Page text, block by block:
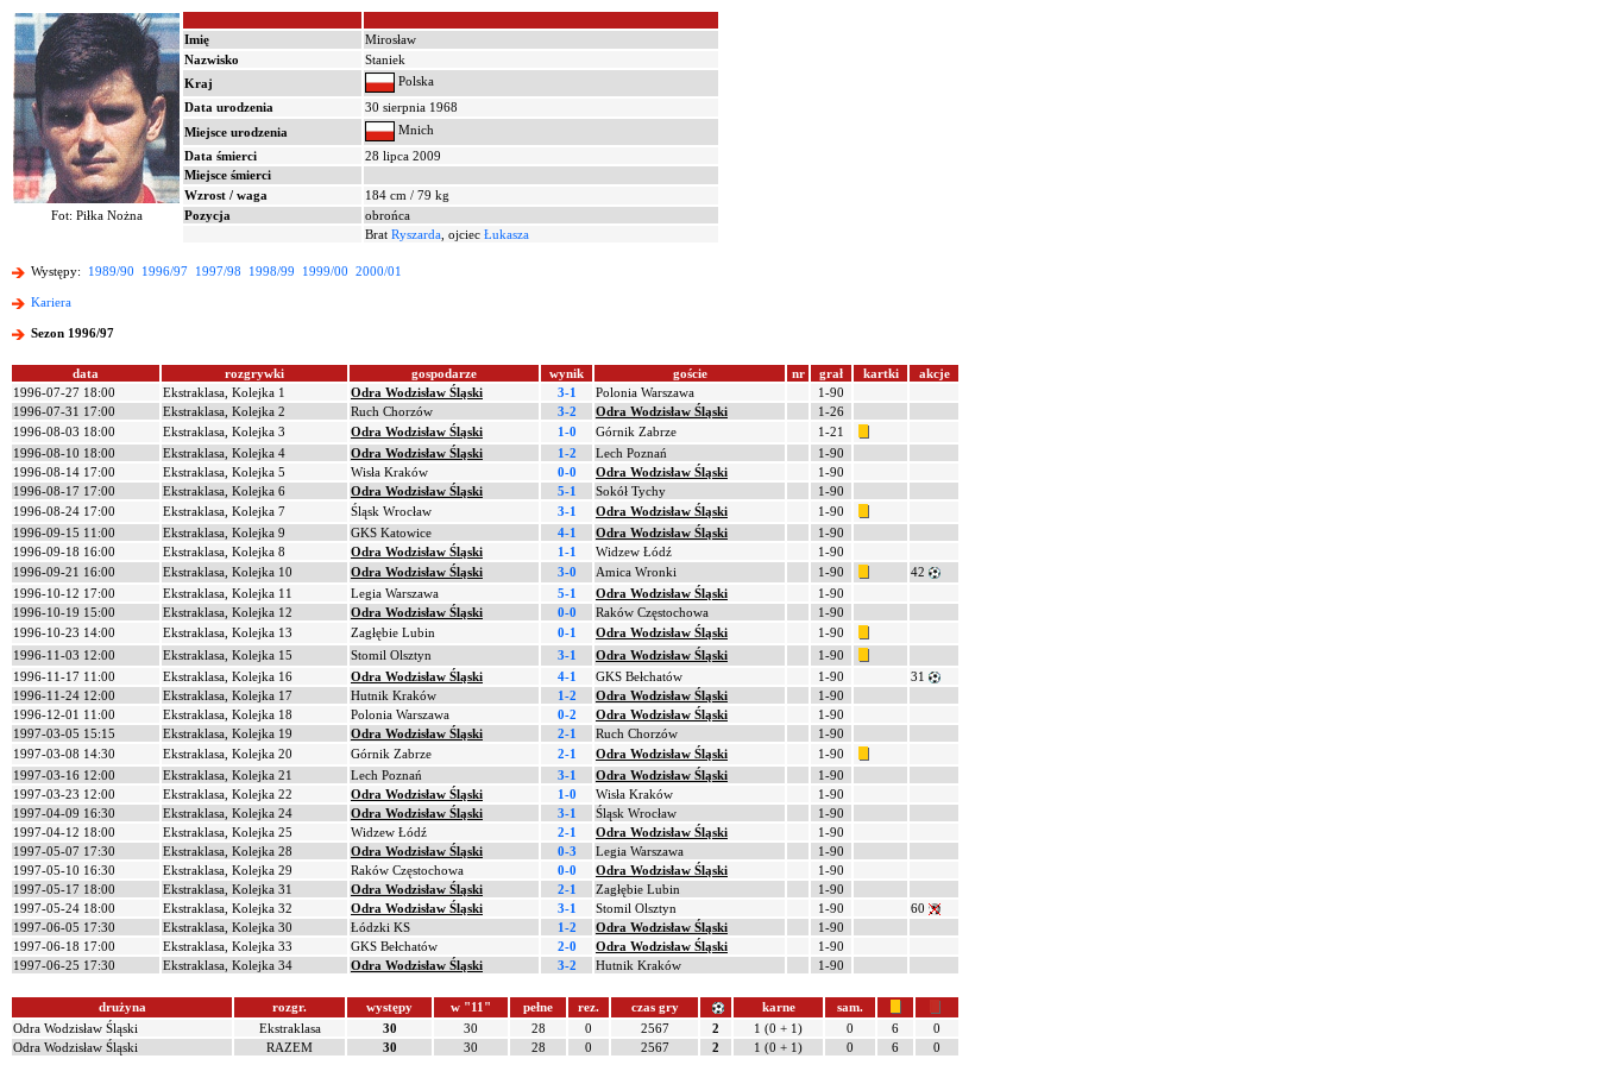
Imię
Mirosław
Nazwisko
Staniek
Kraj
Polska
Data urodzenia
30 sierpnia 1968
Miejsce urodzenia
Mnich
Data śmierci
28 lipca 2009
Miejsce śmierci
Wzrost / waga
184 cm / 79 kg
Fot: Piłka Nożna
Pozycja
obrońca
Brat Ryszarda , ojciec Łukasza
Występy: 1989/90 1996/97 1997/98 1998/99 1999/00 2000/01
Kariera
Sezon 1996/97
data rozgrywki gospodarze wynik goście nr grał kartki
akcje
1996-07-27 18:00
Ekstraklasa, Kolejka 1 Odra Wodzisław Śląski 3-1 Polonia Warszawa
1-90
1996-07-31 17:00
Ekstraklasa, Kolejka 2 Ruch Chorzów 3-2 Odra Wodzisław Śląski
1-26
1996-08-03 18:00
Ekstraklasa, Kolejka 3 Odra Wodzisław Śląski 1-0 Górnik Zabrze
1-21
1996-08-10 18:00
Ekstraklasa, Kolejka 4 Odra Wodzisław Śląski 1-2 Lech Poznań
1-90
1996-08-14 17:00
Ekstraklasa, Kolejka 5 Wisła Kraków 0-0 Odra Wodzisław Śląski
1-90
1996-08-17 17:00
Ekstraklasa, Kolejka 6 Odra Wodzisław Śląski 5-1 Sokół Tychy
1-90
1996-08-24 17:00
Ekstraklasa, Kolejka 7 Śląsk Wrocław 3-1 Odra Wodzisław Śląski
1-90
1996-09-15 11:00
Ekstraklasa, Kolejka 9 GKS Katowice 4-1 Odra Wodzisław Śląski
1-90
1996-09-18 16:00
Ekstraklasa, Kolejka 8 Odra Wodzisław Śląski 1-1 Widzew Łódź
1-90
1996-09-21 16:00
Ekstraklasa, Kolejka 10 Odra Wodzisław Śląski 3-0 Amica Wronki 1-90
42
1996-10-12 17:00
Ekstraklasa, Kolejka 11 Legia Warszawa 5-1 Odra Wodzisław Śląski
1-90
1996-10-19 15:00
Ekstraklasa, Kolejka 12 Odra Wodzisław Śląski 0-0 Raków Częstochowa
1-90
1996-10-23 14:00
Ekstraklasa, Kolejka 13 Zagłębie Lubin 0-1 Odra Wodzisław Śląski
1-90
1996-11-03 12:00
Ekstraklasa, Kolejka 15 Stomil Olsztyn 3-1 Odra Wodzisław Śląski
1-90
1996-11-17 11:00
Ekstraklasa, Kolejka 16 Odra Wodzisław Śląski 4-1 GKS Bełchatów 1-90
31
1996-11-24 12:00
Ekstraklasa, Kolejka 17 Hutnik Kraków 1-2 Odra Wodzisław Śląski
1-90
1996-12-01 11:00
Ekstraklasa, Kolejka 18 Polonia Warszawa 0-2 Odra Wodzisław Śląski
1-90
1997-03-05 15:15
Ekstraklasa, Kolejka 19 Odra Wodzisław Śląski 2-1 Ruch Chorzów
1-90
1997-03-08 14:30
Ekstraklasa, Kolejka 20 Górnik Zabrze 2-1 Odra Wodzisław Śląski
1-90
1997-03-16 12:00
Ekstraklasa, Kolejka 21 Lech Poznań 3-1 Odra Wodzisław Śląski
1-90
1997-03-23 12:00
Ekstraklasa, Kolejka 22 Odra Wodzisław Śląski 1-0 Wisła Kraków
1-90
1997-04-09 16:30
Ekstraklasa, Kolejka 24 Odra Wodzisław Śląski 3-1 Śląsk Wrocław
1-90
1997-04-12 18:00
Ekstraklasa, Kolejka 25 Widzew Łódź 2-1 Odra Wodzisław Śląski
1-90
1997-05-07 17:30
Ekstraklasa, Kolejka 28 Odra Wodzisław Śląski 0-3 Legia Warszawa
1-90
1997-05-10 16:30
Ekstraklasa, Kolejka 29 Raków Częstochowa 0-0 Odra Wodzisław Śląski
1-90
1997-05-17 18:00
Ekstraklasa, Kolejka 31 Odra Wodzisław Śląski 2-1 Zagłębie Lubin
1-90
1997-05-24 18:00
Ekstraklasa, Kolejka 32 Odra Wodzisław Śląski 3-1 Stomil Olsztyn 1-90
60
1997-06-05 17:30
Ekstraklasa, Kolejka 30 Łódzki KS 1-2 Odra Wodzisław Śląski
1-90
1997-06-18 17:00
Ekstraklasa, Kolejka 33 GKS Bełchatów 2-0 Odra Wodzisław Śląski
1-90
1997-06-25 17:30
Ekstraklasa, Kolejka 34 Odra Wodzisław Śląski 3-2 Hutnik Kraków 1-90
drużyna rozgr. występy w "11" pełne rez. czas gry karne
sam.
Odra Wodzisław Śląski
Ekstraklasa 30 30 28 0 2567 2 1 (0 + 1) 0 6
0
Odra Wodzisław Śląski
RAZEM 30 30 28 0 2567 2 1 (0 + 1) 0 6 0